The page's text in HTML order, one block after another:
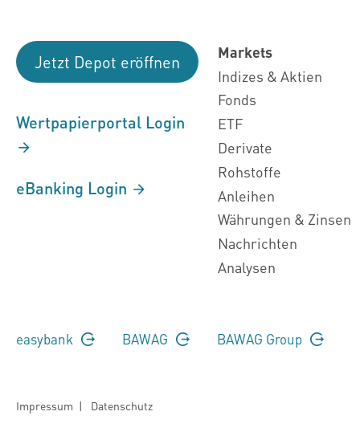
Jetzt Depot eröffnen
Wertpapierportal Login
eBanking Login
Markets
Indizes & Aktien
Fonds
ETF
Derivate
Rohstoffe
Anleihen
Währungen & Zinsen
Nachrichten
Analysen
easybank BAWAG BAWAG Group
Impressum | Datenschutz